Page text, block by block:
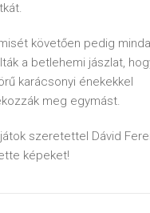
követően pedig
a betlehemi jászlat,
karácsonyi énekekkel
meg egymást.
szeretettel Dávid
képeket!